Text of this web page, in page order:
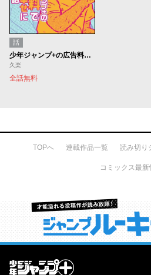
話
少年ジャンプ+の広告料でみんな幸せになった話
久楽
全話無料
TOPへ 連載作品一覧 読み切り
コミックス最新
才能溢れる投稿作が読み放題